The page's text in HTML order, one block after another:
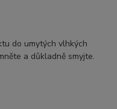
do umytých vlhkých
a důkladně smyjte.